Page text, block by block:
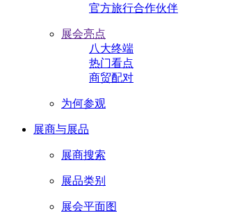
官方旅行合作伙伴
展会亮点
八大终端
热门看点
商贸配对
为何参观
展商与展品
展商搜索
展品类别
展会平面图